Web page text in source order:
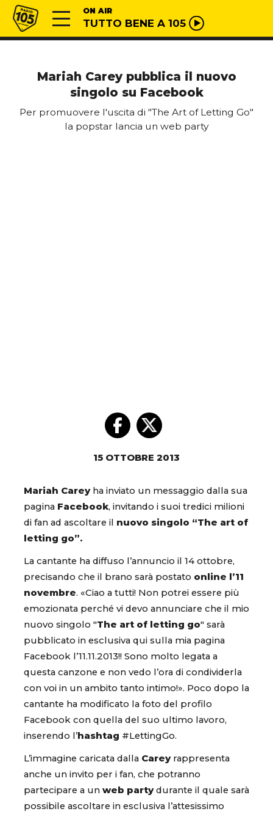
Vai al contenuto
Radio 105 ON AIR
TUTTO BENE A 105
Mariah Carey pubblica il nuovo
singolo su Facebook
Per promuovere l'uscita di "The Art of Letting Go"
la popstar lancia un web party
15 OTTOBRE 2013
Mariah Carey ha inviato un messaggio dalla sua
pagina Facebook, invitando i suoi tredici milioni
di fan ad ascoltare il nuovo singolo “The art of
letting go”.
La cantante ha diffuso l’annuncio il 14 ottobre,
precisando che il brano sarà postato online l’11
novembre. «Ciao a tutti! Non potrei essere più
emozionata perché vi devo annunciare che il mio
nuovo singolo "The art of letting go" sarà
pubblicato in esclusiva qui sulla mia pagina
Facebook l’11.11.2013!! Sono molto legata a
questa canzone e non vedo l’ora di condividerla
con voi in un ambito tanto intimo!». Poco dopo la
cantante ha modificato la foto del profilo
Facebook con quella del suo ultimo lavoro,
inserendo l’hashtag #LettingGo.
L’immagine caricata dalla Careyrappresenta
anche un invito per i fan, che potranno
partecipare a un web partydurante il quale sarà
possibile ascoltare in esclusiva l’attesissimo